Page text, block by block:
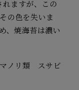
ますが、この
の色を失いま
、焼海苔は濃い
ノリ類 スサビ